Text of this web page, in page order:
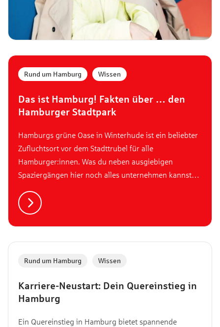
Das ist Hamburg! Fakten über … den
Hamburger Stadtpark
Rund um Hamburg Wissen
Hamburgs grüne Oase in Winterhude ist ein beliebter
Zufluchtsort vor dem Stadttrubel für alle
Hamburger:innen. Was du neben ausgiebigen
Spaziergängen hier noch alles unternehmen kannst
liest du hier!
Karriere-Neustart: Dein Quereinstieg in
Hamburg
Rund um Hamburg Wissen
Ein Quereinstieg in Hamburg bietet spannende